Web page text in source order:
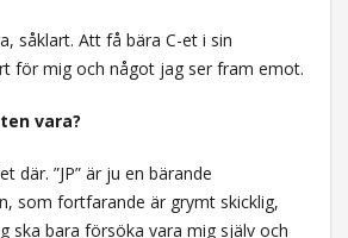
såklart. Att få bära C-et i sin
för mig och något jag ser fram emot.
vara?
där. ”JP” är ju en bärande
som fortfarande är grymt skicklig,
ska bara försöka vara mig själv och